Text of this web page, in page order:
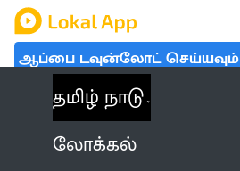
ஆப்பை டவுன்லோட் செய்யவும்
தமிழ் நாடு
லோக்கல்